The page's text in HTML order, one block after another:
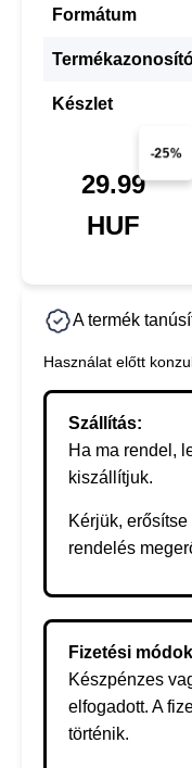
Formátum
Készlet
-25%
29.99
HUF
A termék
Használat előtt
Szállítás:
Ha ma rendel,
kiszállítjuk.
Kérjük,
rendelés
Fizetési
Készpénzes
elfogadott. A
történik.